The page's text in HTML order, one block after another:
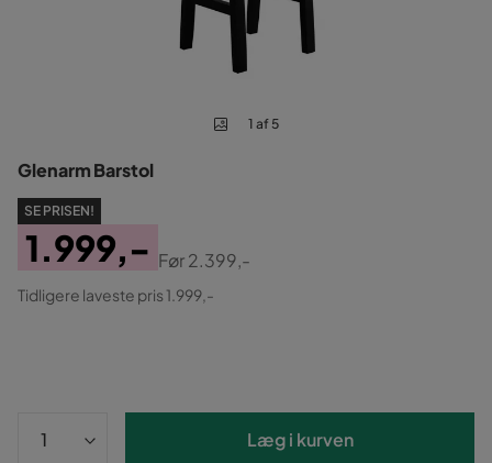
1 af 5
Glenarm Barstol
SE PRISEN!
Pris
1.999,-
Original
Før2.399,-
Tidligere laveste pris 1.999,-
Læg i kurven